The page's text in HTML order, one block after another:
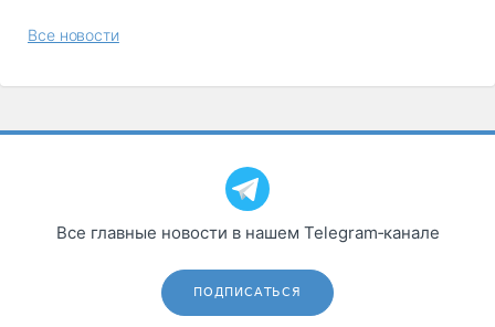
Все новости
Все главные новости в нашем Telegram‑канале
ПОДПИСАТЬСЯ